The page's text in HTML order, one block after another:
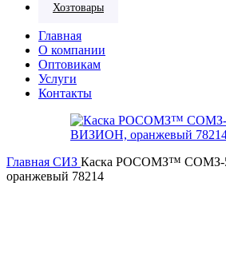
Хозтовары
Главная
О компании
Оптовикам
Услуги
Контакты
Главная СИЗ Каска РОСОМЗ™
оранжевый 78214